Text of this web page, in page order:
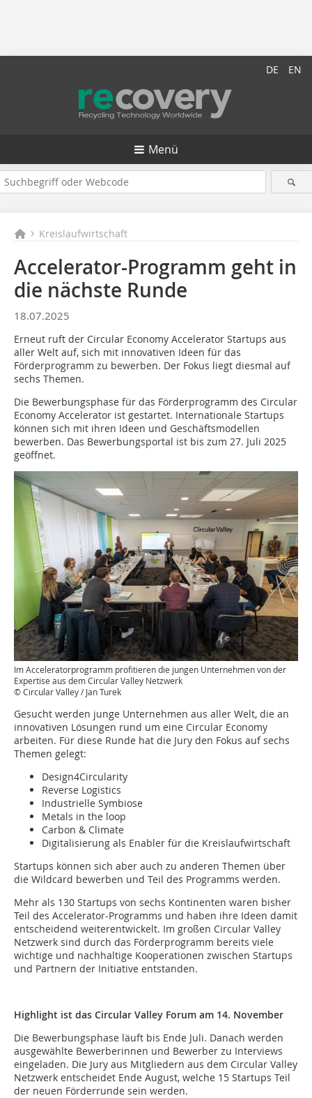
DE EN
Menü
Kreislaufwirtschaft
Accelerator-Programm geht in
die nächste Runde
18.07.2025
Erneut ruft der Circular Economy Accelerator Startups aus
aller Welt auf, sich mit innovativen Ideen für das
Förderprogramm zu bewerben. Der Fokus liegt diesmal auf
sechs Themen.
Die Bewerbungsphase für das Förderprogramm des Circular
Economy Accelerator ist gestartet. Internationale Startups
können sich mit ihren Ideen und Geschäftsmodellen
bewerben. Das Bewerbungsportal ist bis zum 27. Juli 2025
geöffnet.
Im Acceleratorprogramm profitieren die jungen Unternehmen von der
Expertise aus dem Circular Valley Netzwerk
© Circular Valley / Jan Turek
Gesucht werden junge Unternehmen aus aller Welt, die an
innovativen Lösungen rund um eine Circular Economy
arbeiten. Für diese Runde hat die Jury den Fokus auf sechs
Themen gelegt:
Design4Circularity
Reverse Logistics
Industrielle Symbiose
Metals in the loop
Carbon & Climate
Digitalisierung als Enabler für die Kreislaufwirtschaft
Startups können sich aber auch zu anderen Themen über
die Wildcard bewerben und Teil des Programms werden.
Mehr als 130 Startups von sechs Kontinenten waren bisher
Teil des Accelerator-Programms und haben ihre Ideen damit
entscheidend weiterentwickelt. Im großen Circular Valley
Netzwerk sind durch das Förderprogramm bereits viele
wichtige und nachhaltige Kooperationen zwischen Startups
und Partnern der Initiative entstanden.
Highlight ist das Circular Valley Forum am 14. November
Die Bewerbungsphase läuft bis Ende Juli. Danach werden
ausgewählte Bewerberinnen und Bewerber zu Interviews
eingeladen. Die Jury aus Mitgliedern aus dem Circular Valley
Netzwerk entscheidet Ende August, welche 15 Startups Teil
der neuen Förderrunde sein werden.